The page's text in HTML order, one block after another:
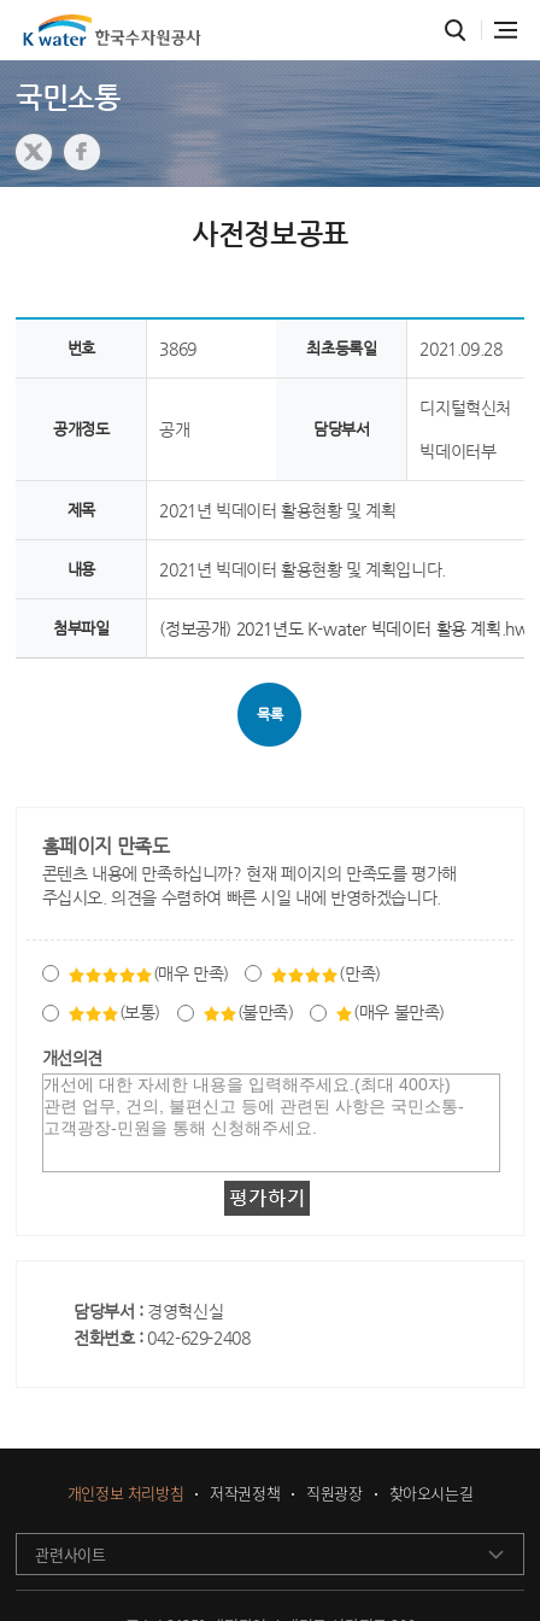
국민소통
사전정보공표
번호 3869 최초등록일 2021.09.28
공개정도 공개 담당부서
디지털혁신처
빅데이터부
제목 2021년 빅데이터 활용현황 및 계획
내용 2021년 빅데이터 활용현황 및 계획입니다.
첨부파일 (정보공개) 2021년도 K-water 빅데이터 활용 계획
목록
홈페이지 만족도
콘텐츠 내용에 만족하십니까? 현재 페이지의 만족도를 평가해
주십시오. 의견을 수렴하여 빠른 시일 내에 반영하겠습니다.
(매우 만족) (만족)
(보통) (불만족) (매우 불만족)
개선의견
담당부서 : 경영혁신실
전화번호 : 042-629-2408
개인정보 처리방침 저작권정책 직원광장 찾아오시는길
관련사이트